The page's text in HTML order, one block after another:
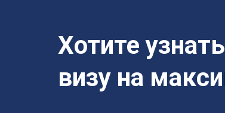
Хотите
визу на